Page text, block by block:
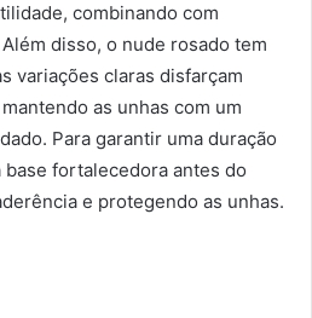
combinando com
disso, o nude rosado tem
variações claras disfarçam
as unhas com um
Para garantir uma duração
base fortalecedora antes do
e protegendo as unhas.